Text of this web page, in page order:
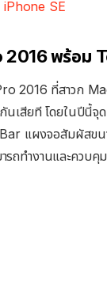
iPhone SE
2016 พร้อม
2016 ที่สาวก
นเสียที โดยในปีนี้จุ
แผงจอสัมผัสขน
ถทำงานและควบคุม